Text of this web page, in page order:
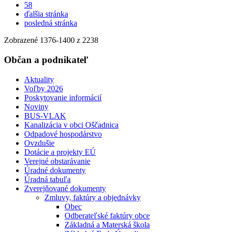
58
ďalšia stránka
posledná stránka
Zobrazené 1376-1400 z 2238
Občan a podnikateľ
Aktuality
Voľby 2026
Poskytovanie informácií
Noviny
BUS-VLAK
Kanalizácia v obci Oščadnica
Odpadové hospodárstvo
Ovzdušie
Dotácie a projekty EÚ
Verejné obstarávanie
Úradné dokumenty
Úradná tabuľa
Zverejňované dokumenty
Zmluvy, faktúry a objednávky
Obec
Odberateľské faktúry obce
Základná a Materská škola